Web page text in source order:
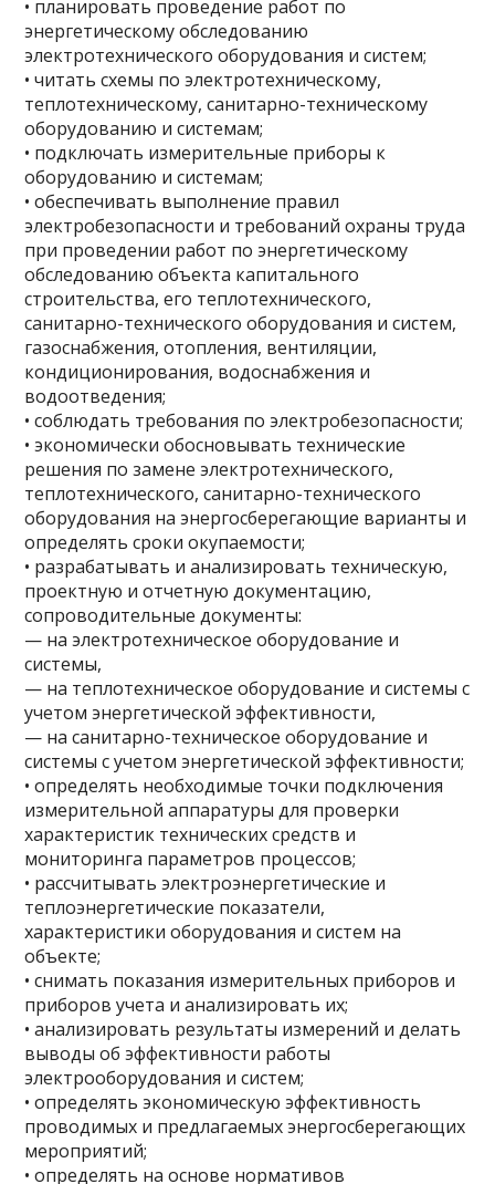
• планировать проведение работ по
энергетическому обследованию
электротехнического оборудования и систем;
• читать схемы по электротехническому,
теплотехническому, санитарно-техническому
оборудованию и системам;
• подключать измерительные приборы к
оборудованию и системам;
• обеспечивать выполнение правил
электробезопасности и требований охраны труда
при проведении работ по энергетическому
обследованию объекта капитального
строительства, его теплотехнического,
санитарно-технического оборудования и систем,
газоснабжения, отопления, вентиляции,
кондиционирования, водоснабжения и
водоотведения;
• соблюдать требования по электробезопасности;
• экономически обосновывать технические
решения по замене электротехнического,
теплотехнического, санитарно-технического
оборудования на энергосберегающие варианты и
определять сроки окупаемости;
• разрабатывать и анализировать техническую,
проектную и отчетную документацию,
сопроводительные документы:
— на электротехническое оборудование и
системы,
— на теплотехническое оборудование и системы с
учетом энергетической эффективности,
— на санитарно-техническое оборудование и
системы с учетом энергетической эффективности;
• определять необходимые точки подключения
измерительной аппаратуры для проверки
характеристик технических средств и
мониторинга параметров процессов;
• рассчитывать электроэнергетические и
теплоэнергетические показатели,
характеристики оборудования и систем на
объекте;
• снимать показания измерительных приборов и
приборов учета и анализировать их;
• анализировать результаты измерений и делать
выводы об эффективности работы
электрооборудования и систем;
• определять экономическую эффективность
проводимых и предлагаемых энергосберегающих
мероприятий;
• определять на основе нормативов